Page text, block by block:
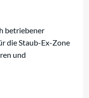
betriebener
die Staub-Ex-Zone
und